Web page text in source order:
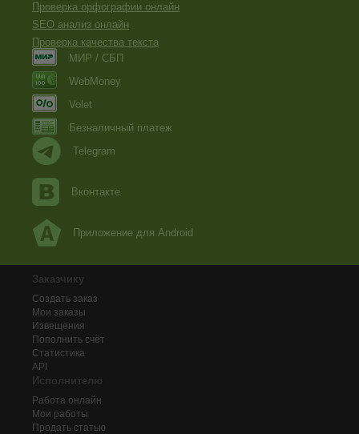
Проверка орфографии онлайн
SEO анализ онлайн
Проверка качества текста
МИР / СБП
WebMoney
Volet
Безналичный платеж
Telegram
Вконтакте
Приложение для Android
Заказчику
Создать заказ
Мои заказы
Извещения
Пополнить счёт
Статистика
API
Исполнителю
Работа онлайн
Мои работы
Продать статью